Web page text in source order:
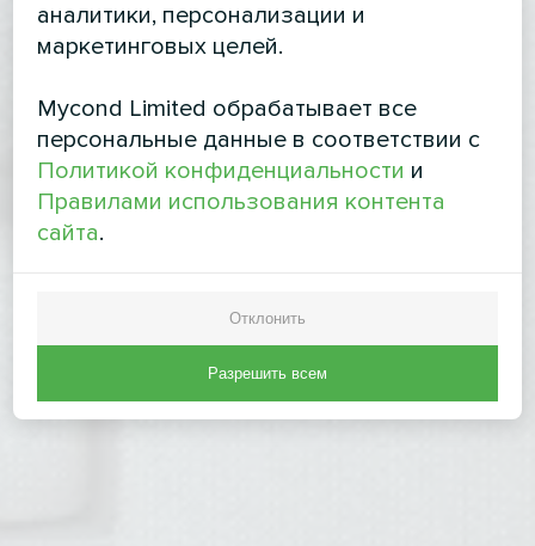
аналитики, персонализации и
маркетинговых целей.
Mycond Limited обрабатывает все
персональные данные в соответствии с
Политикой конфиденциальности и
Правилами использования контента
сайта.
Отклонить
Разрешить всем